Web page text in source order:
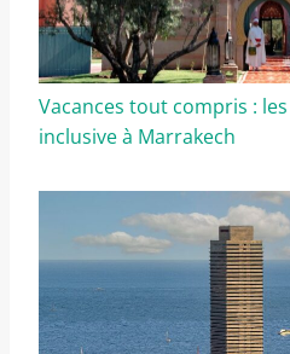
Vacances tout compris :
inclusive à Marrakech